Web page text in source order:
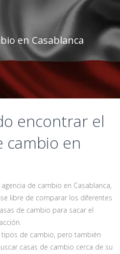
en Casablanca
encontrar el
cambio en
de cambio en Casablanca,
libre de comparar los diferentes
de cambio para sacar el
de cambio, pero también
casas de cambio cerca de su